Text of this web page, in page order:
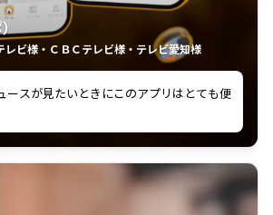
レビ様・ＣＢＣテレビ様・テレビ愛知様
のおもしろ番組が視聴可能地域外からも見
いポイント
させていただいております！